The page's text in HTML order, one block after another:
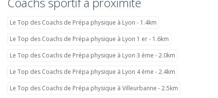
Le Top des Coachs de Prépa physique à Lyon - 1.4km
Le Top des Coachs de Prépa physique à Lyon 1 er - 1.6km
Le Top des Coachs de Prépa physique à Lyon 3 ème - 2.0km
Le Top des Coachs de Prépa physique à Lyon 4 ème - 2.4km
Le Top des Coachs de Prépa physique à Villeurbanne - 2.5km